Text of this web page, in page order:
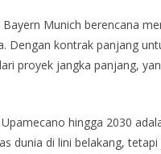
Munich berencana
Dengan kontrak panjang
proyek jangka panjang,
hingga 2030
dunia di lini belakang,